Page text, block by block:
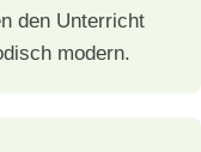
den Unterricht
modern.